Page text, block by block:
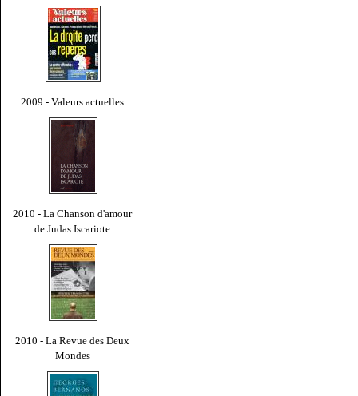
2009 - Valeurs actuelles
2010 - La Chanson d'amour
de Judas Iscariote
2010 - La Revue des Deux
Mondes